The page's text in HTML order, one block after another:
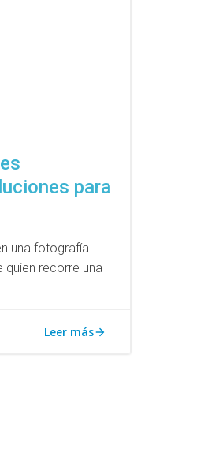
para
una fotografía
quien recorre una
Leer más